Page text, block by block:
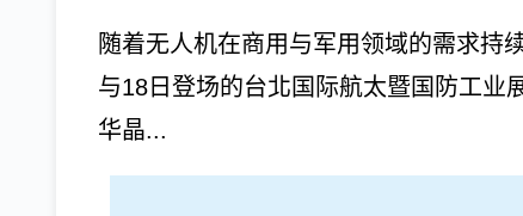
随着无人机在商用与军用领域的需求持
与18日登场的台北国际航太暨国防工业
华晶...